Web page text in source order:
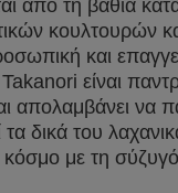
από τη βαθιά
κουλτουρών
και
είναι
απολαμβάνει να
τα δικά του
κόσμο με τη